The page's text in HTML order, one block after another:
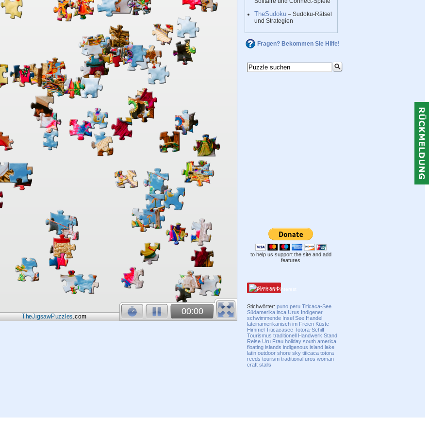
TheJigsawPuzzles.com
00:00
TheSudoku – Sudoku-Rätsel
und Strategien
Fragen? Bekommen Sie Hilfe!
to help us support the site and add
features
Pinterest
Stichwörter:puno peru Titicaca-See
Südamerika inca Urus Indigener
schwimmende Insel See Handel
lateinamerikanisch im Freien Küste
Himmel Titicacasee Totora-Schilf
Tourismus traditionell Handwerk Stand
Reise Uru Frau holiday south america
floating islands indigenous island lake
latin outdoor shore sky titicaca totora
reeds tourism traditional uros woman
craft stalls